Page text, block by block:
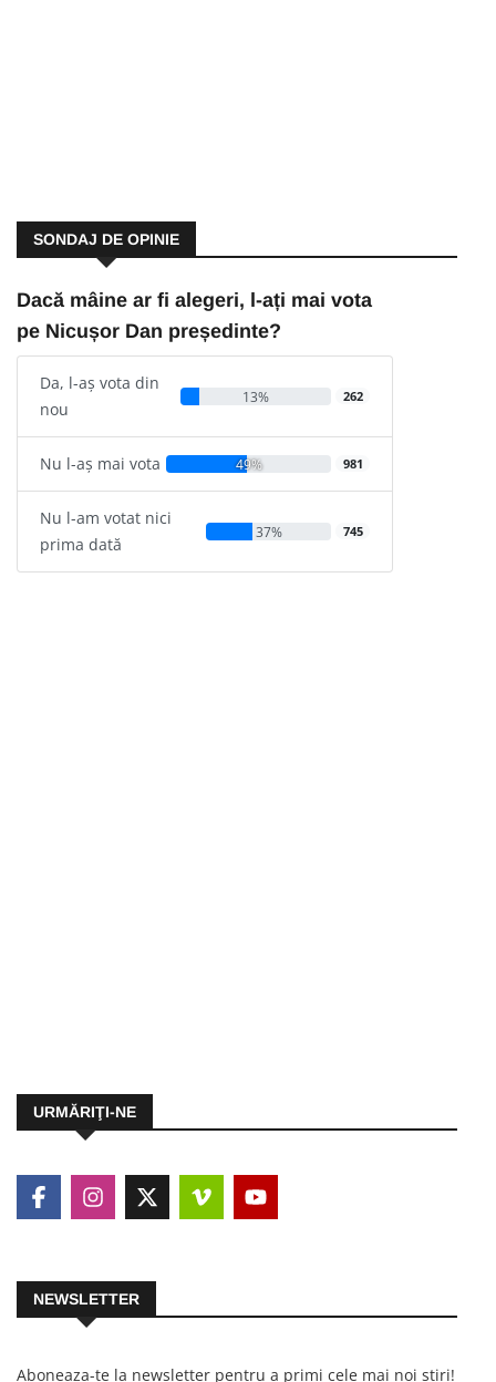
SONDAJ DE OPINIE
Dacă mâine ar fi alegeri, l-ați mai vota
pe Nicușor Dan președinte?
Da, l-aș vota din
nou
13% 262
Nu l-aș mai vota 49% 981
Nu l-am votat nici
prima dată
37% 745
URMĂRIŢI-NE
NEWSLETTER
Aboneaza-te la newsletter pentru a primi cele mai noi stiri!